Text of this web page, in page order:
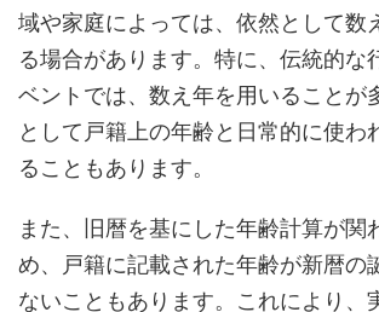
域や家庭によっては、依然として数
る場合があります。特に、伝統的な
ベントでは、数え年を用いることが
として戸籍上の年齢と日常的に使わ
ることもあります。
また、旧暦を基にした年齢計算が関
め、戸籍に記載された年齢が新暦の
ないこともあります。これにより、